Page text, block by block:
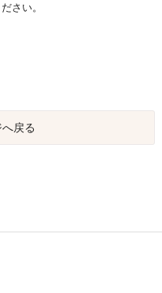
さい。
戻る